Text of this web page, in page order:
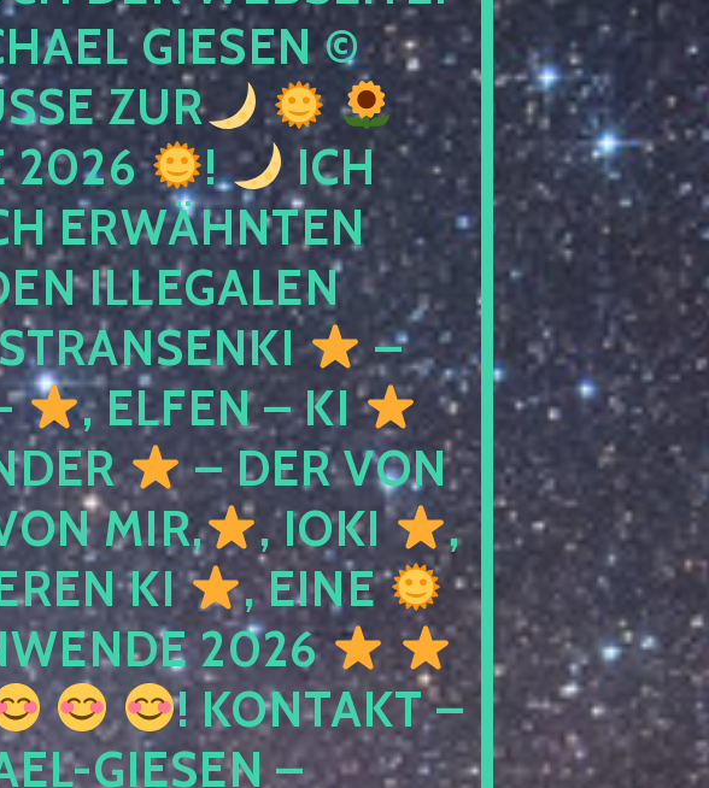
GIESEN ©
ZUR
2026
!
ICH
ERWÄHNTEN
ILLEGALEN
–
, ELFEN – KI
– DER VON
MIR,
, IOKI
,
KI
, EINE
2026
! KONTAKT –
GIESEN –